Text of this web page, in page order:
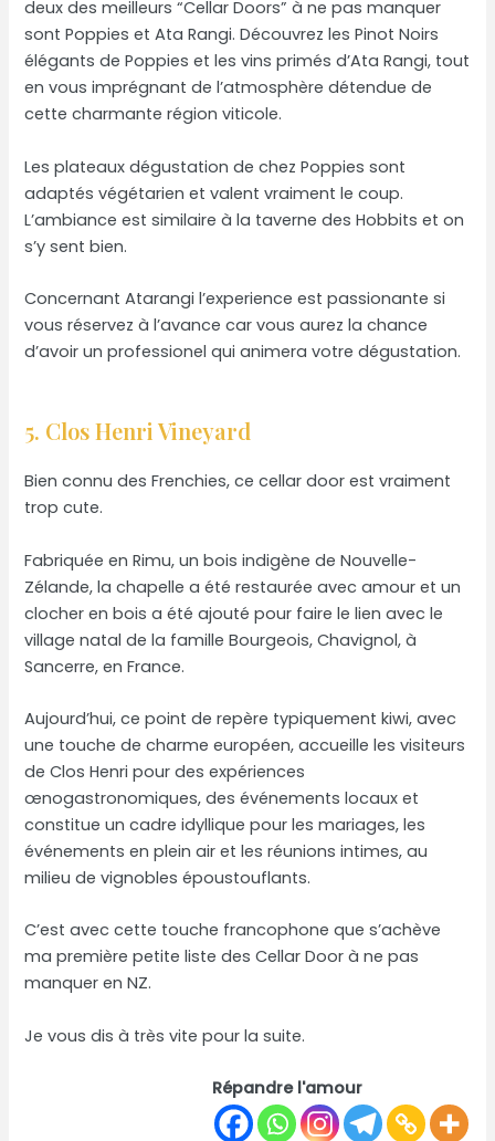
deux des meilleurs “Cellar Doors” à ne pas manquer
sont Poppies et Ata Rangi. Découvrez les Pinot Noirs
élégants de Poppies et les vins primés d’Ata Rangi, tout
en vous imprégnant de l’atmosphère détendue de
cette charmante région viticole.
Les plateaux dégustation de chez Poppies sont
adaptés végétarien et valent vraiment le coup.
L’ambiance est similaire à la taverne des Hobbits et on
s’y sent bien.
Concernant Atarangi l’experience est passionante si
vous réservez à l’avance car vous aurez la chance
d’avoir un professionel qui animera votre dégustation.
5. Clos Henri Vineyard
Bien connu des Frenchies, ce cellar door est vraiment
trop cute.
Fabriquée en Rimu, un bois indigène de Nouvelle-
Zélande, la chapelle a été restaurée avec amour et un
clocher en bois a été ajouté pour faire le lien avec le
village natal de la famille Bourgeois, Chavignol, à
Sancerre, en France.
Aujourd’hui, ce point de repère typiquement kiwi, avec
une touche de charme européen, accueille les visiteurs
de Clos Henri pour des expériences
œnogastronomiques, des événements locaux et
constitue un cadre idyllique pour les mariages, les
événements en plein air et les réunions intimes, au
milieu de vignobles époustouflants.
C’est avec cette touche francophone que s’achève
ma première petite liste des Cellar Door à ne pas
manquer en NZ.
Je vous dis à très vite pour la suite.
Répandre l'amour